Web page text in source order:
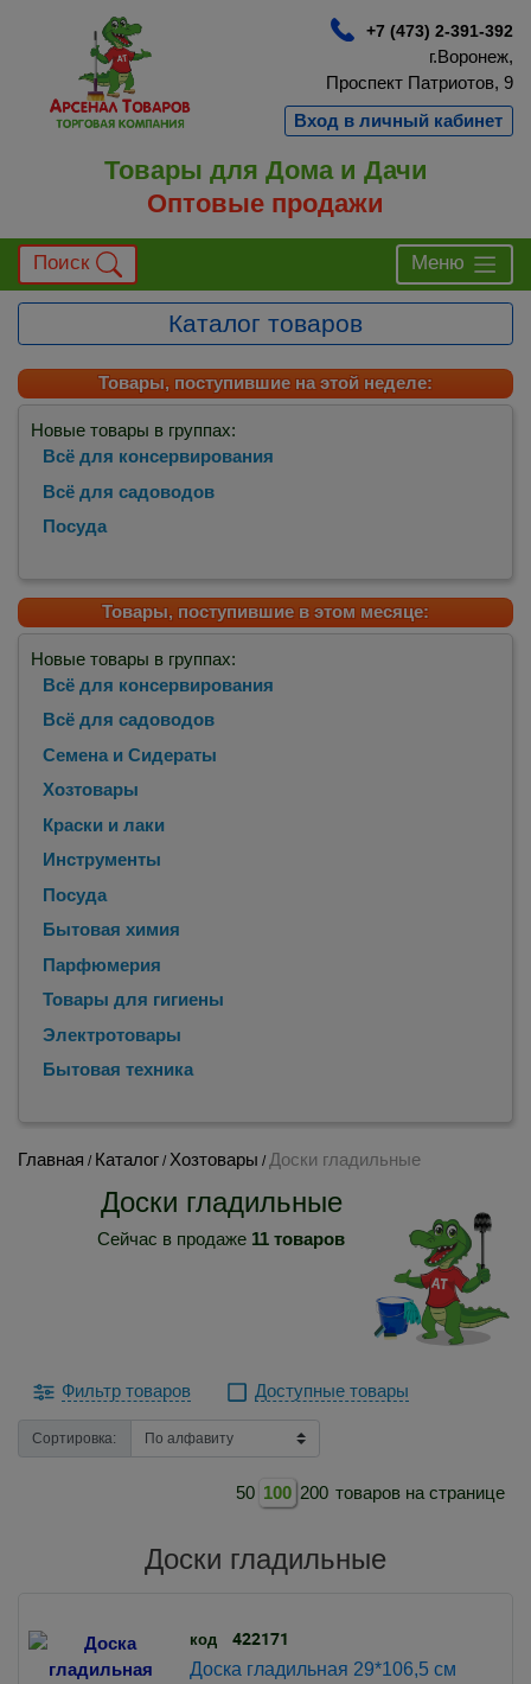
+7 (473) 2-391-392
г.Воронеж,
Проспект Патриотов, 9
Вход в личный кабинет
Товары для Дома и Дачи
Оптовые продажи
Поиск Меню
Каталог товаров
Товары, поступившие на этой неделе:
Новые товары в группах:
Всё для консервирования
Всё для садоводов
Посуда
Товары, поступившие в этом месяце:
Новые товары в группах:
Всё для консервирования
Всё для садоводов
Семена и Сидераты
Хозтовары
Краски и лаки
Инструменты
Посуда
Бытовая химия
Парфюмерия
Товары для гигиены
Электротовары
Бытовая техника
Главная / Каталог / Хозтовары / Доски гладильные
Доски гладильные
Сейчас в продаже 11 товаров
Фильтр товаров Доступные товары
Сортировка:
50 100 200 товаров на странице
Доски гладильные
код 422171
Доска гладильная 29*106,5 см